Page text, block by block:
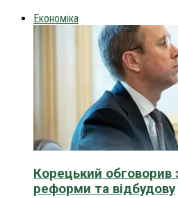
Економіка
Корецький обговорив
реформи та відбудову